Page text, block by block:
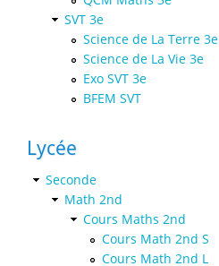
SVT 3e
Science de La Terre 3e
Science de La Vie 3e
Exo SVT 3e
BFEM SVT
Lycée
Seconde
Math 2nd
Cours Maths 2nd
Cours Math 2nd S
Cours Math 2nd L